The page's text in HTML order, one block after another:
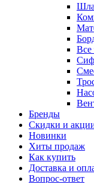
Все
Бренды
Скидки и
Новинки
Хиты продаж
Как купить
Доставка и
Вопрос-ответ